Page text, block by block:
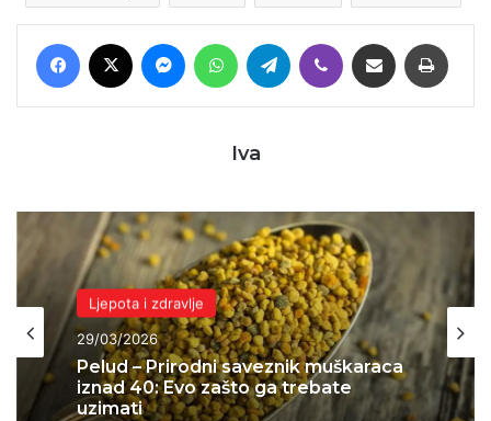
Facebook MessengerWhatsAppTelegram Viber Podijeli putem E-maila
Iva
Ljepota i zdravlje
29/03/2026
Pelud – Prirodni saveznik muškaraca
iznad 40: Evo zašto ga trebate
uzimati